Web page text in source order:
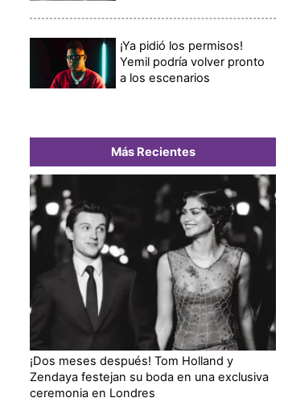
¡Ya pidió los permisos!
Yemil podría volver pronto
a los escenarios
Más Recientes
¡Dos meses después! Tom Holland y
Zendaya festejan su boda en una exclusiva
ceremonia en Londres